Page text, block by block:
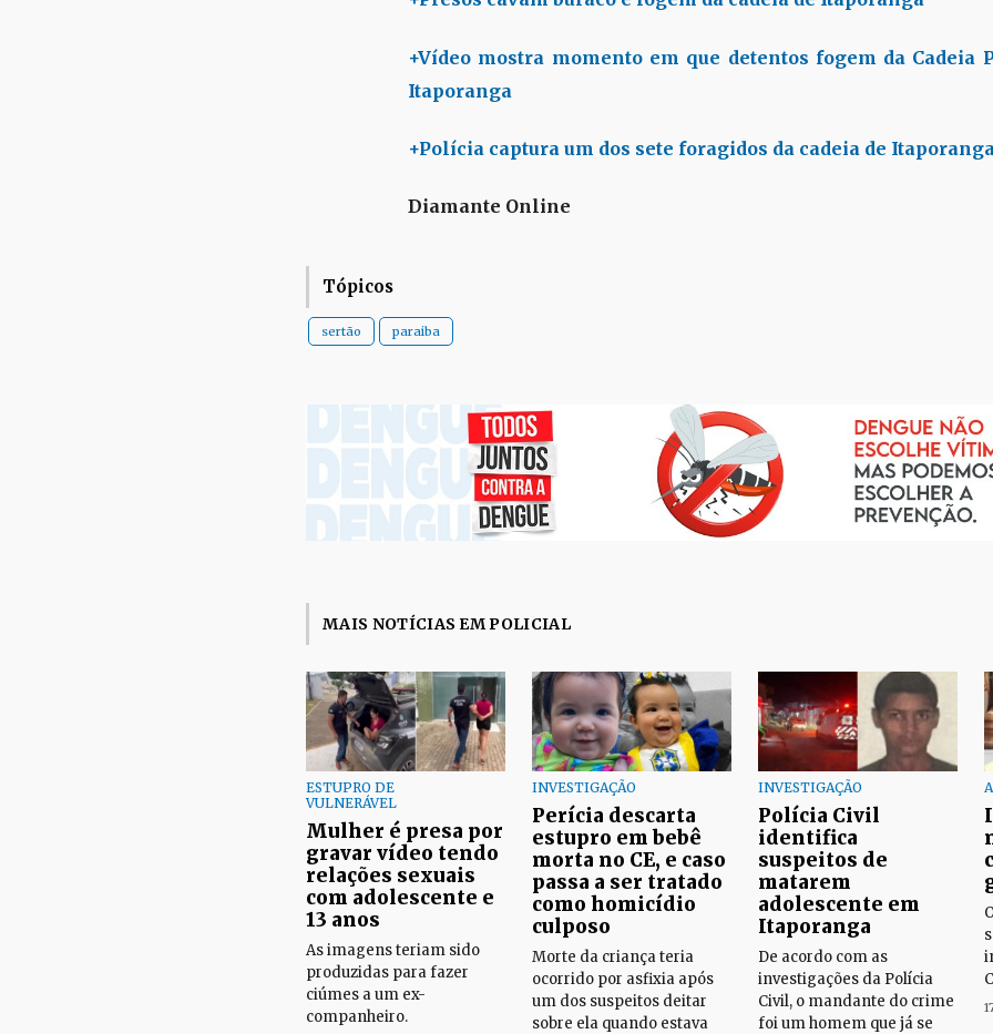
+Vídeo mostra momento em que detentos fogem da Cadeia
Itaporanga
+Polícia captura um dos sete foragidos da cadeia de
Diamante Online
Tópicos
sertão paraiba
MAIS NOTÍCIAS EM POLICIAL
ESTUPRO DE
VULNERÁVEL
Mulher é presa por
gravar vídeo tendo
relações sexuais
com adolescente e
13 anos
As imagens teriam sido
produzidas para fazer
ciúmes a um ex-
companheiro.
INVESTIGAÇÃO
Perícia descarta
estupro em bebê
morta no CE, e caso
passa a ser tratado
como homicídio
culposo
Morte da criança teria
ocorrido por asfixia após
um dos suspeitos deitar
sobre ela quando estava
INVESTIGAÇÃO
Polícia Civil
identifica
suspeitos de
matarem
adolescente em
Itaporanga
De acordo com as
investigações da Polícia
Civil, o mandante do crime
foi um homem que já se